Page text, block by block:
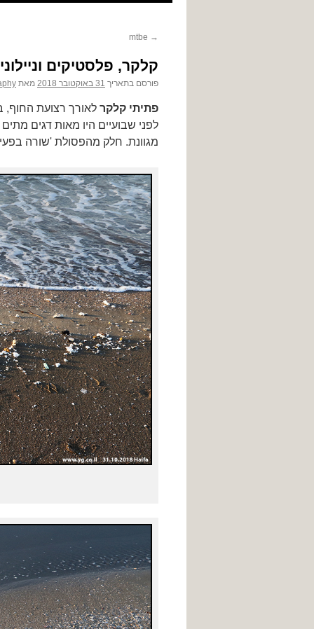
→
קלקר, פלסטיקים
פורסם בתאריך 31 באוקטובר 2018 מאת
פתיתי קלקר לאורך רצועת החוף,
לפני שבועיים היו מאות דגים
מגוונת. חלק מהפסולת 'שורה